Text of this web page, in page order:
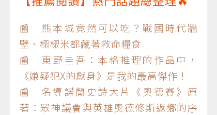
📰 熊本城竟然可以吃？戰國時代牆
壁、榻榻米都藏著救命糧食
📰 東野圭吾：本格推理的作品中，
《嫌疑犯X的獻身》是我的最高傑作！
📰 名導諾蘭史詩大片《奧德賽》原
著：眾神議會與英雄奧德修斯返鄉的序